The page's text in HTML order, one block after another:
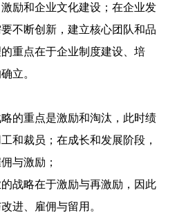
励和企业文化建设；在企业发
不断创新，建立核心团队和品
重点在于企业制度建设、培
立。
的重点是激励和淘汰，此时绩
和裁员；在成长和发展阶段，
与激励；
战略在于激励与再激励，因此
进、雇佣与留用。